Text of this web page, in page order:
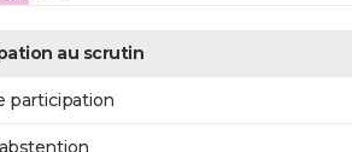
au scrutin
participation